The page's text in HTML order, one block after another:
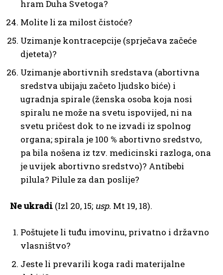
hram Duha Svetoga?
Molite li za milost čistoće?
Uzimanje kontracepcije (sprječava začeće
djeteta)?
Uzimanje abortivnih sredstava (abortivna
sredstva ubijaju začeto ljudsko biće) i
ugradnja spirale (ženska osoba koja nosi
spiralu ne može na svetu ispovijed, ni na
svetu pričest dok to ne izvadi iz spolnog
organa; spirala je 100 % abortivno sredstvo,
pa bila nošena iz tzv. medicinski razloga, ona
je uvijek abortivno sredstvo)? Antibebi
pilula? Pilule za dan poslije?
Ne ukradi (Izl 20, 15; usp. Mt 19, 18).
Poštujete li tuđu imovinu, privatno i državno
vlasništvo?
Jeste li prevarili koga radi materijalne